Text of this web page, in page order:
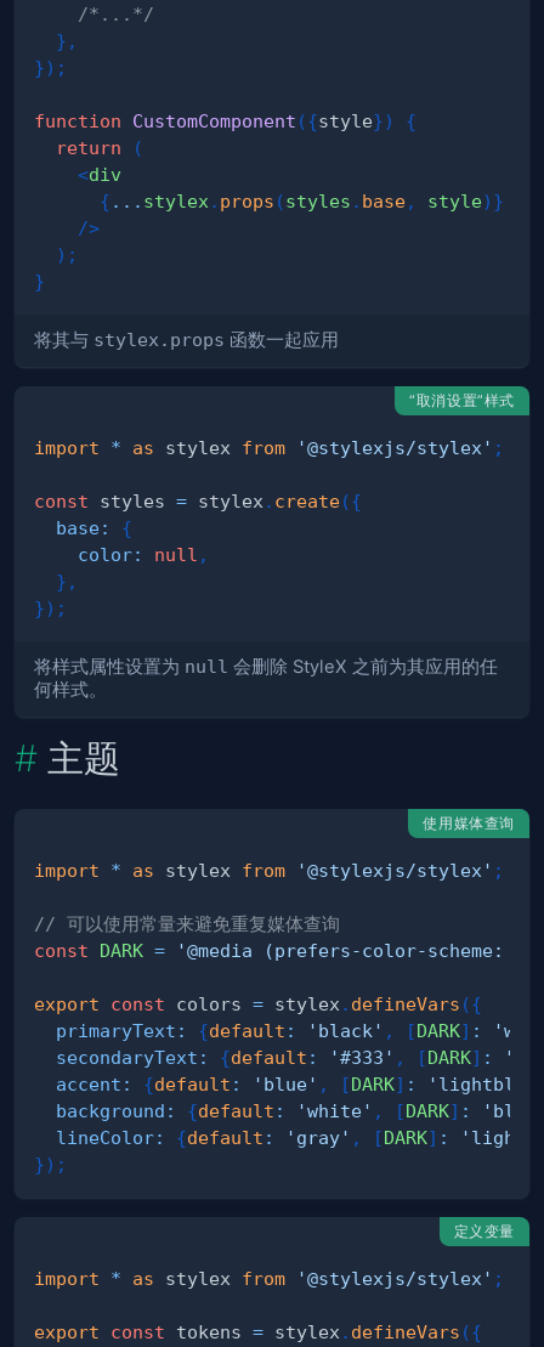
/*...*/
} ,
}) ;
function CustomComponent ({style})
{
return
(
<div
{ ... stylex . props (styles . base, style) }
/>
) ;
}
将其与 stylex.props 函数一起应用
“取消设置”样式
import * as stylex from '@stylexjs/stylex' ;
const styles = stylex . create({
base:
{
color: null ,
} ,
}) ;
将样式属性设置为 null 会删除 StyleX 之前为其应用的任
何样式。
主题
使用媒体查询
import * as stylex from '@stylexjs/stylex' ;
// 可以使用常量来避免重复媒体查询
const
DARK = '@media (prefers-color-scheme:
export const colors = stylex . defineVars ({
primaryText : {default : 'black' , [DARK] :
secondaryText : {default : '#333' , [DARK] :
accent : {default : 'blue' , [DARK] :
background : {default : 'white' , [DARK] :
lineColor: {default : 'gray' , [DARK] :
}) ;
定义变量
import * as stylex from '@stylexjs/stylex' ;
export const tokens = stylex . defineVars ({